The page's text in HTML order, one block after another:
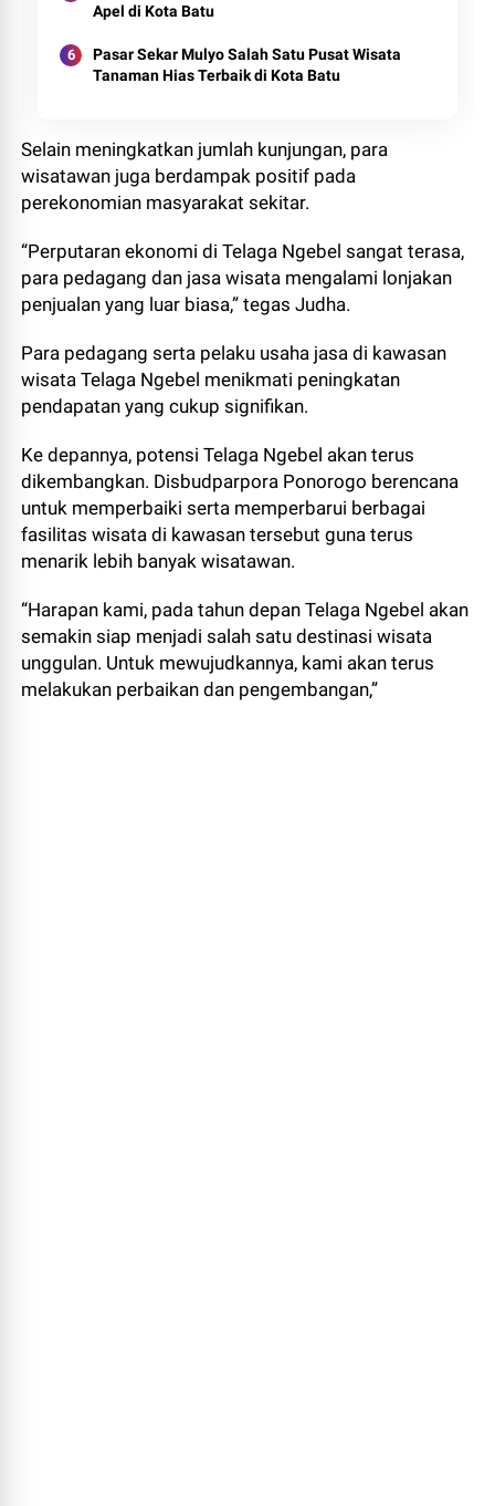
Apel di Kota Batu
Pasar Sekar Mulyo Salah Satu Pusat Wisata
Tanaman Hias Terbaik di Kota Batu
Selain meningkatkan jumlah kunjungan, para
wisatawan juga berdampak positif pada
perekonomian masyarakat sekitar.
“Perputaran ekonomi di Telaga Ngebel sangat terasa,
para pedagang dan jasa wisata mengalami lonjakan
penjualan yang luar biasa,” tegas Judha.
Para pedagang serta pelaku usaha jasa di kawasan
wisata Telaga Ngebel menikmati peningkatan
pendapatan yang cukup signifikan.
Ke depannya, potensi Telaga Ngebel akan terus
dikembangkan. Disbudparpora Ponorogo berencana
untuk memperbaiki serta memperbarui berbagai
fasilitas wisata di kawasan tersebut guna terus
menarik lebih banyak wisatawan.
“Harapan kami, pada tahun depan Telaga Ngebel akan
semakin siap menjadi salah satu destinasi wisata
unggulan. Untuk mewujudkannya, kami akan terus
melakukan perbaikan dan pengembangan,”